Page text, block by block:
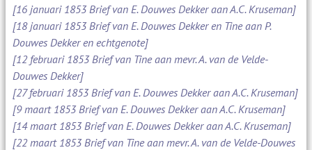
[16 januari 1853 Brief van E. Douwes Dekker aan A.C. Kruseman]
[18 januari 1853 Brief van E. Douwes Dekker en Tine aan P.
Douwes Dekker en echtgenote]
[12 februari 1853 Brief van Tine aan mevr. A. van de Velde-
Douwes Dekker]
[27 februari 1853 Brief van E. Douwes Dekker aan A.C. Kruseman]
[9 maart 1853 Brief van E. Douwes Dekker aan A.C. Kruseman]
[14 maart 1853 Brief van E. Douwes Dekker aan A.C. Kruseman]
[22 maart 1853 Brief van Tine aan mevr. A. van de Velde-Douwes